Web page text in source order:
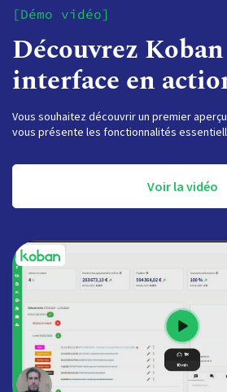
[Démo vidéo]
Découvrez
interface en
Vous souhaitez découvrir un premier aperçu
vous présente les fonctionnalités
Voir la vidéo